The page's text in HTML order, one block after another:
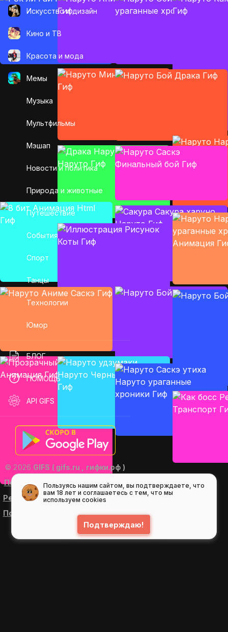
Искусcтво и дизайн
Кино и ТВ
Красота и мода
Мемы
Музыка
Мультфильмы
Мэшап
Новости и политика
Природа и животные
Путешествие
События
Спорт
Танцы
Технологии
Юмор
БЛОГ
ПОМОЩЬ
API GIFS
© 2026 GIFS ( gifs.ru , гифки.рф )
Пользовательское соглашение
Рекомендательные технологии
Политика конфиденциальности
Пользуясь нашим сайтом, вы подтверждаете, что
вам 18 лет и соглашаетесь с тем, что мы
используем cookies
Подтверждаю!